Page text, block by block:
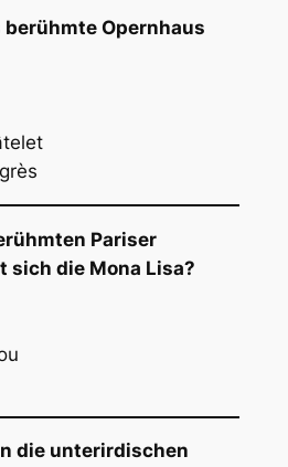
berühmte Opernhaus
Pariser
sich die Mona Lisa?
die unterirdischen